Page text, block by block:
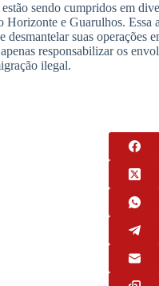
sendo cumpridos em
Horizonte e Guarulhos. Essa
desmantelar suas operações
responsabilizar os
ilegal.